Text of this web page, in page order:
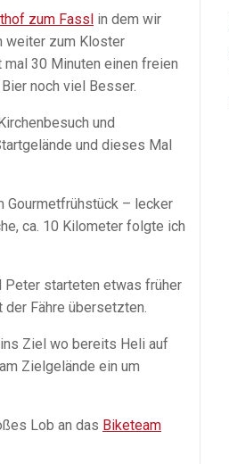
zum Fassl in dem wir
weiter zum Kloster
30 Minuten einen freien
noch viel Besser.
und
und dieses Mal
Gourmetfrühstück – lecker
ca. 10 Kilometer folgte ich
Peter starteten etwas früher
der Fähre übersetzten.
Ziel wo bereits Heli auf
Zielgelände ein um
Lob an das Biketeam